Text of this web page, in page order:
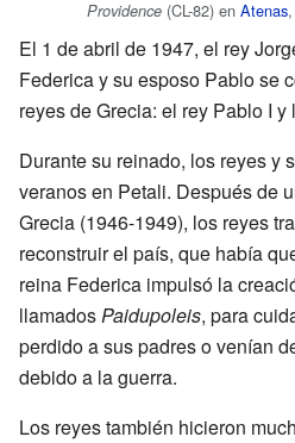
Providence (CL-82) en Atenas
El 1 de abril de 1947, el rey
Federica y su esposo Pablo se
reyes de Grecia: el rey Pablo I
Durante su reinado, los reyes y
veranos en Petali. Después de
Grecia (1946-1949), los reyes
reconstruir el país, que había
reina Federica impulsó la
llamadosPaidupoleis, para
perdido a sus padres o venían
debido a la guerra.
Los reyes también hicieron